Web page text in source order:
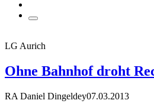
LG Aurich
Ohne Bahnhof droht
RA Daniel Dingeldey07.03.2013